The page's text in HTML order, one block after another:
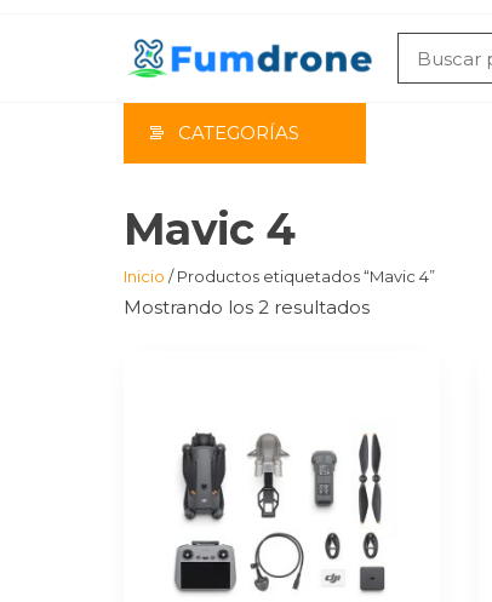
CATEGORÍAS
Mavic 4
Inicio / Productos etiquetados “Mavic 4”
Mostrando los 2 resultados